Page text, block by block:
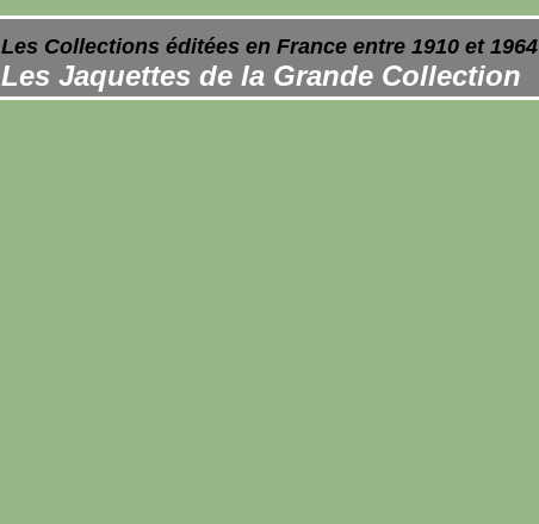
Les Collections éditées en France entre 1910 et 1964
Les Jaquettes de la Grande Collection